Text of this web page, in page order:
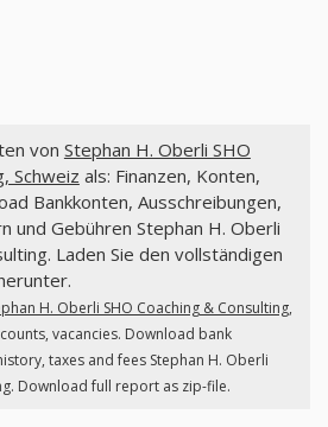
von Stephan H. Oberli SHO
Schweiz als: Finanzen, Konten,
Bankkonten, Ausschreibungen,
und Gebühren Stephan H. Oberli
Laden Sie den vollständigen
H. Oberli SHO Coaching & Consulting,
vacancies. Download bank
taxes and fees Stephan H. Oberli
Download full report as zip-file.